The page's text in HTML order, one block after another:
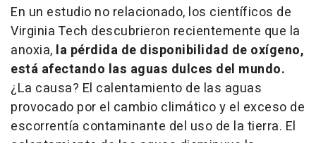
En un estudio no relacionado, los científicos de
Virginia Tech descubrieron recientemente que la
anoxia, la pérdida de disponibilidad de oxígeno,
está afectando las aguas dulces del mundo.
¿La causa? El calentamiento de las aguas
provocado por el cambio climático y el exceso de
escorrentía contaminante del uso de la tierra. El